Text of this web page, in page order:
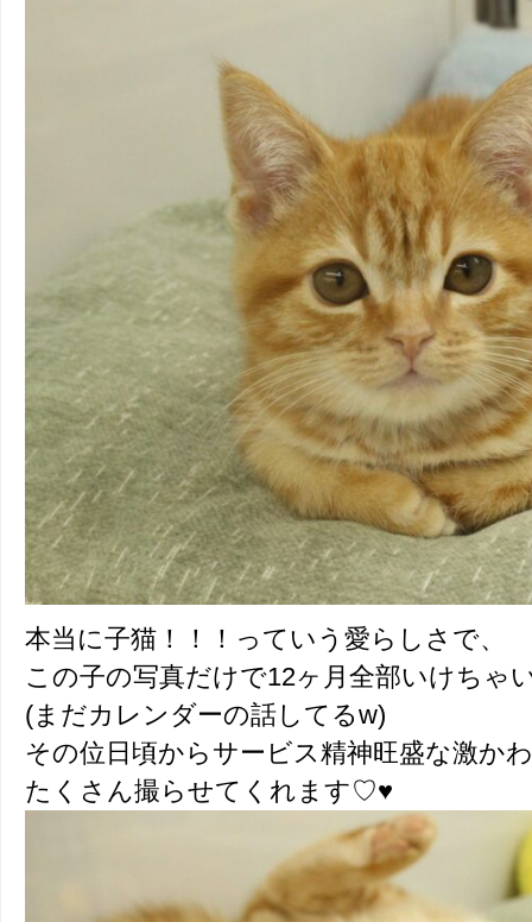
本当に子猫！！！っていう愛らしさで、
この子の写真だけで12ヶ月全部いけちゃ
(まだカレンダーの話してるw)
その位日頃からサービス精神旺盛な激か
たくさん撮らせてくれます♡♥